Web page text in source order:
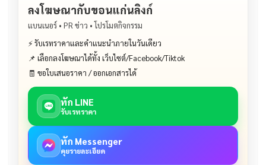
ลงโฆษณากับขอนแก่นลิงก์
แบนเนอร์ • PR ข่าว • โปรโมตกิจกรรม
⚡ รับเรทราคาและคำแนะนำภายในวันเดียว
📌 เลือกลงโฆษณาได้ทั้ง เว็บไซต์/Facebook/Tiktok
🧾 ขอใบเสนอราคา / ออกเอกสารได้
ทัก LINE
รับเรทราคา
ทัก Messenger
คุยรายละเอียด